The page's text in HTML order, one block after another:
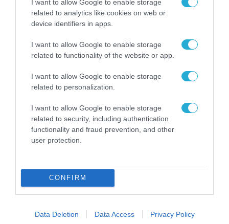
I want to allow Google to enable storage
related to analytics like cookies on web or
device identifiers in apps.
I want to allow Google to enable storage
related to functionality of the website or app.
I want to allow Google to enable storage
related to personalization.
I want to allow Google to enable storage
related to security, including authentication
functionality and fraud prevention, and other
user protection.
CONFIRM
Data Deletion Data Access Privacy Policy
08.08.2026 | 09:02
«Η απόλυτη τραγωδία»: Η «αιχμηρή» ανάρτηση
του Αρκά για τα τατουάζ (φωτο)